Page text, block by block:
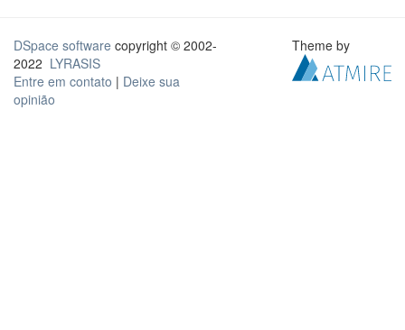
DSpace software copyright © 2002-
2022 LYRASIS
Entre em contato | Deixe sua
opinião
Theme by